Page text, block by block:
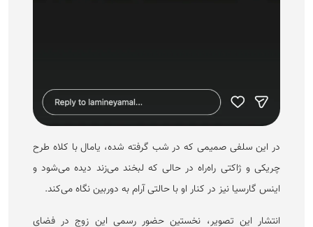
در این سلفی صمیمی که در شب گرفته شده، یامال با کلاه طرح
چریکی و ژاکتی راه‌راه در حالی که لبخند می‌زند دیده می‌شود و
اینس گارسیا نیز در کنار او با حالتی آرام به دوربین نگاه می‌کند.
انتشار این تصویر، نخستین حضور رسمی این زوج در فضای